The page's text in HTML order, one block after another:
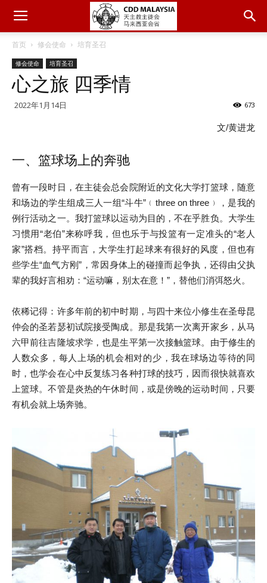
首页 修会使命 培育圣召
修会使命 培育圣召
心之旅 四季情
2022年1月14日 673
文/黄进龙
一、篮球场上的奔驰
曾有一段时日，在主徒会总会院附近的文化大学打篮球，随意
和场边的学生组成三人一组“斗牛”﹙three on three﹚，是我的
例行活动之一。我打篮球以运动为目的，不在乎胜负。大学生
习惯用“老伯”来称呼我，但也乐于与投篮有一定准头的“老人
家”搭档。持平而言，大学生打起球来有很好的风度，但也有
些学生“血气方刚”，常因身体上的碰撞而起争执，还得由父执
辈的我好言相劝：“运动嘛，别太在意！”，替他们消弭怒火。
依稀记得：许多年前的初中时期，与四十来位小修生在圣母昆
仲会的圣若瑟初试院接受陶成。那是我第一次离开家乡，从马
六甲前往吉隆坡求学，也是生平第一次接触篮球。由于修生的
人数众多，每人上场的机会相对的少，我在球场边等待的同
时，也学会在心中反复练习各种打球的技巧，因而很快就喜欢
上篮球。不管是炎热的午休时间，或是傍晚的运动时间，只要
有机会就上场奔驰。